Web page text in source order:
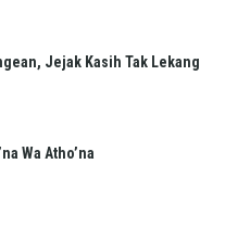
Jejak Kasih Tak Lekang
Wa Atho’na